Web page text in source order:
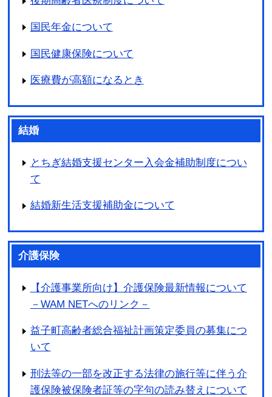
国民年金について
国民健康保険について
医療費が高額になるとき
結婚
とちぎ結婚支援センター入会金補助制度につい
て
結婚新生活支援補助金について
介護保険
【介護事業所向け】介護保険最新情報について
－WAM NETへのリンク－
益子町高齢者総合福祉計画策定委員の募集につ
いて
刑法等の一部を改正する法律の施行等に伴う介
護保険被保険者証等の字句の読み替えについて